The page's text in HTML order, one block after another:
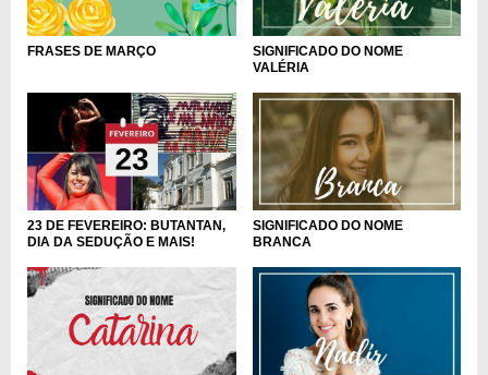
FRASES DE MARÇO
SIGNIFICADO DO NOME
VALÉRIA
23 DE FEVEREIRO: BUTANTAN,
DIA DA SEDUÇÃO E MAIS!
SIGNIFICADO DO NOME
BRANCA